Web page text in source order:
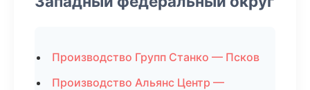
Производство Групп Станко — Псков
Производство Альянс Центр —